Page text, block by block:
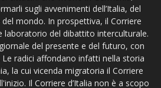
sugli avvenimenti dell’Italia, del
del mondo. In prospettiva, il Corriere
laboratorio del dibattito interculturale.
del presente e del futuro, con
radici affondano infatti nella storia
la cui vicenda migratoria il Corriere
Il Corriere d’Italia non è a scopo